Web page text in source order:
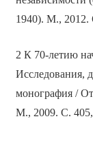
1940). М.,
2 К 70-летию
Исследования,
монография /
М., 2009. С.